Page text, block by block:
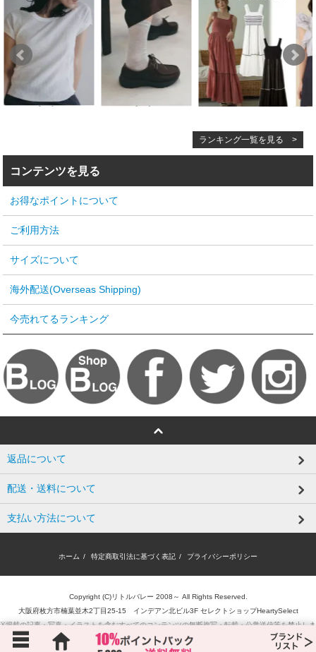
ランキング一覧を見る >
コンテンツを見る
お得なポイントについて
ご利用方法
サイズについて
海外配送(Overseas Shipping)
今売れてるランキング
返品について
配送・送料について
支払い方法について
ホーム / 特定商取引法に基づく表記 / プライバシーポリシー
Copyright (C)リトルバレー 2008～ All Rights Reserved.
大阪府枚方市楠葉並木2丁目25-15 インデアン北ビル3F セレクトショップHeartySelect
※掲載の記事・写真・イラストを含むすべてのコンテンツの無断複写・転載・公衆送信等を禁止しま
す。